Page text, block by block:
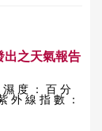
出之天氣報告
濕 度 ： 百 分
外 線 指 數 ：